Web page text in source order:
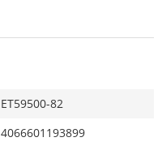
ET59500-82
4066601193899